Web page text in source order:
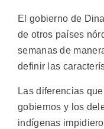
El gobierno de
de otros países
semanas de
definir las
Las diferencias
gobiernos y los
indígenas